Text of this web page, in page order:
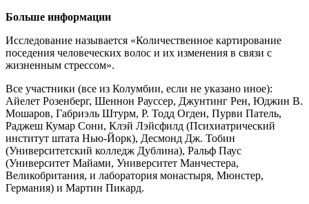
Больше информации
Исследование называется «Количественное картирование
поседения человеческих волос и их изменения в связи с
жизненным стрессом».
Все участники (все из Колумбии, если не указано иное):
Айелет Розенберг, Шеннон Рауссер, Джунтинг Рен, Юджин В.
Мошаров, Габриэль Штурм, Р. Тодд Огден, Пурви Патель,
Раджеш Кумар Сони, Клэй Лэйсфилд (Психиатрический
институт штата Нью-Йорк), Десмонд Дж. Тобин
(Университетский колледж Дублина), Ральф Паус
(Университет Майами, Университет Манчестера,
Великобритания, и лаборатория монастыря, Мюнстер,
Германия) и Мартин Пикард.